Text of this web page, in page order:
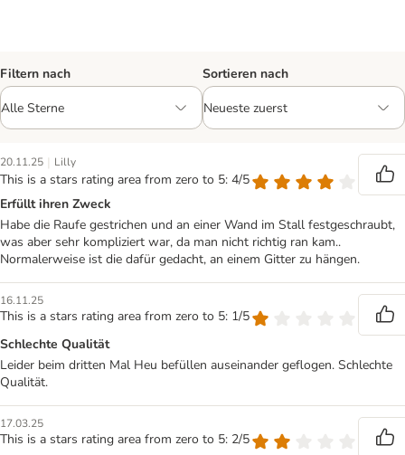
Filtern nach Sortieren nach
20.11.25 | Lilly
This is a stars rating area from zero to 5: 4/5
Erfüllt ihren Zweck
Habe die Raufe gestrichen und an einer Wand im Stall festgeschraubt,
was aber sehr kompliziert war, da man nicht richtig ran kam..
Normalerweise ist die dafür gedacht, an einem Gitter zu hängen.
16.11.25
This is a stars rating area from zero to 5: 1/5
Schlechte Qualität
Leider beim dritten Mal Heu befüllen auseinander geflogen. Schlechte
Qualität.
17.03.25
This is a stars rating area from zero to 5: 2/5